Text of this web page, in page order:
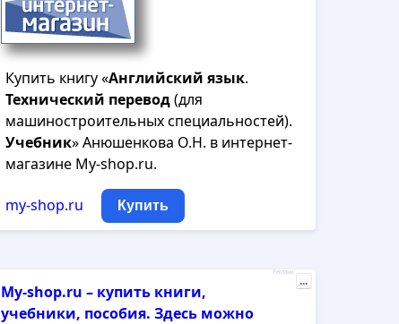
Купить книгу «Английский язык.
Технический перевод(для
машиностроительных специальностей).
Учебник» Анюшенкова О.Н. в интернет-
магазине My-shop.ru.
my-shop.ru Купить
My-shop.ru – купить книги,
учебники, пособия. Здесь можно
Реклама
...